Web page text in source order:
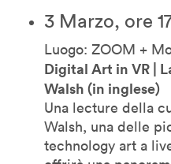
3 Marzo, ore
Luogo: ZOOM +
Digital Art in VR |
Walsh (in inglese)
Una lecture della
Walsh, una delle
technology art a